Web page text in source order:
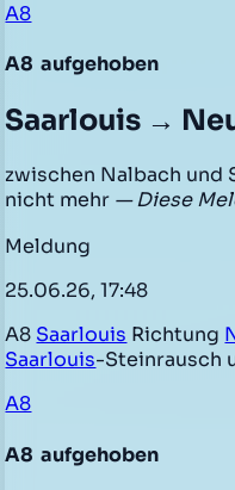
A8
A8 aufgehoben
Saarlouis →
zwischen Nalbach und
nicht mehr — Diese
Meldung
25.06.26, 17:48
A8 Saarlouis Richtung
Saarlouis-Steinrausch
A8
A8 aufgehoben